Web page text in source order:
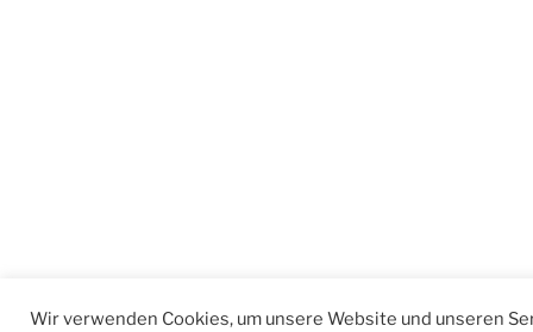
Wir verwenden Cookies, um unsere Website und unseren